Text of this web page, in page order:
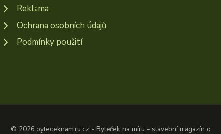
Reklama
Ochrana osobních údajů
Podmínky použití
© 2026 byteceknamiru.cz - Byteček na míru – stavební magazín o